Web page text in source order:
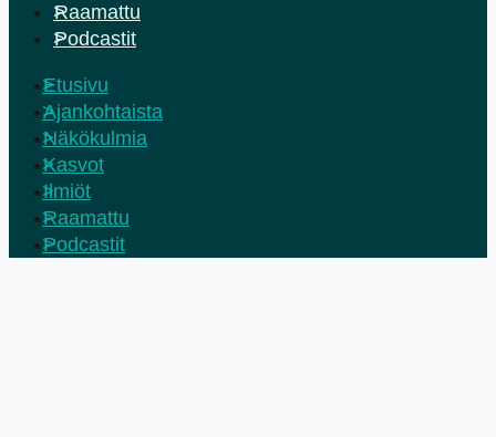
Raamattu
Podcastit
Etusivu
Ajankohtaista
Näkökulmia
Kasvot
Ilmiöt
Raamattu
Podcastit